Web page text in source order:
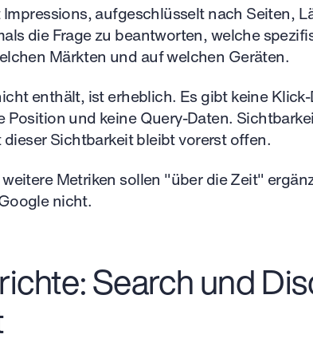
aufgeschlüsselt nach Seiten,
die Frage zu beantworten, welche
Märkten und auf welchen Geräten.
enthält, ist erheblich. Es gibt keine
und keine Query-Daten.
Sichtbarkeit bleibt vorerst offen.
Metriken sollen "über die Zeit"
nicht.
Search und